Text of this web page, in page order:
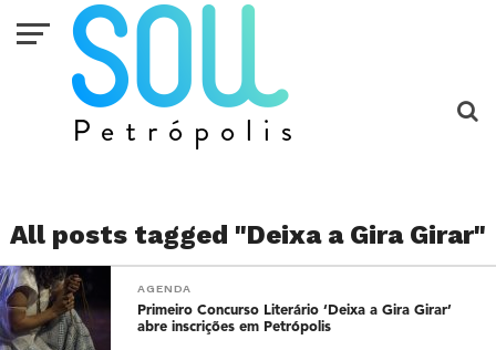
All posts tagged "Deixa a Gira Girar"
AGENDA
Primeiro Concurso Literário ‘Deixa a Gira Girar’
abre inscrições em Petrópolis